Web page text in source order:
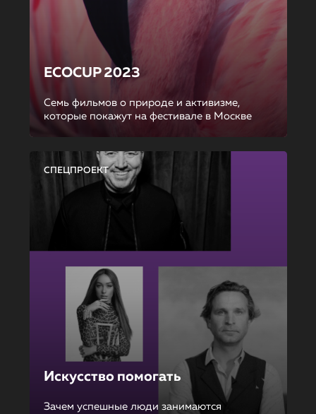
ECOCUP 2023
Семь фильмов о природе и активизме,
которые покажут на фестивале в Москве
СПЕЦПРОЕКТ
Искусство помогать
Зачем успешные люди занимаются